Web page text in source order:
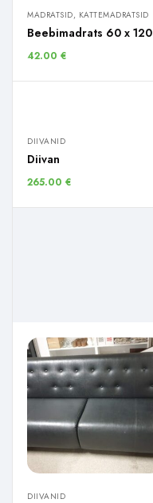
MADRATSID, KATTEMADRATSID
Beebimadrats 60 x 120
42.00 €
DIIVANID
Diivan
265.00 €
DIIVANID